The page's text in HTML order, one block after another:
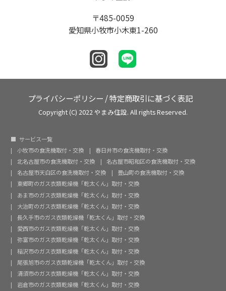
〒485-0059
愛知県小牧市小木東1-260
プライバシーポリシー /特定商取引に基づく表記
Copyright (C) 2022 やまみ住設. All rights Reserved.
サービス一覧
小牧市の食洗機取付・交換
春日井市の食洗機取付・交換
北名古屋市の食洗機取付・交換
名古屋市昭和区の食洗機取付・交換
名古屋市天白区の食洗機取付・交換
豊山町の食洗機取付・交換
東郷町のガス衣類乾燥機「乾太くん」取付・交換
あま市のガス衣類乾燥機「乾太くん」取付・交換
大治町のガス衣類乾燥機「乾太くん」取付・交換
長久手市のガス衣類乾燥機「乾太くん」取付・交換
愛西市のガス衣類乾燥機「乾太くん」取付・交換
弥富市のガス衣類乾燥機「乾太くん」取付・交換
稲沢市のガス衣類乾燥機「乾太くん」取付・交換
尾張旭市のガス衣類乾燥機「乾太くん」取付・交換
清須市のガス衣類乾燥機「乾太くん」取付・交換
岩倉市のガス衣類乾燥機「乾太くん」取付・交換